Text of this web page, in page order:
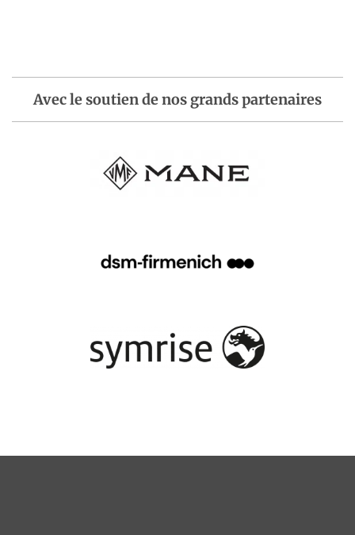
Avec le soutien de nos grands partenaires